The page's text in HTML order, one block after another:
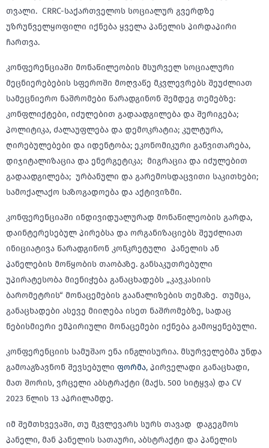
თვალი. CRRC-საქართველოს სოციალურ გვერდზე
უზრუნველყოფილი იქნება ყველა პანელის პირდაპირი
ჩართვა.
კონფერენციაში მონაწილეობის მსურველ სოციალური
მეცნიერებების სფეროში მოღვაწე მკვლევრებს შეუძლიათ
სამეცნიერო ნაშრომები წარადგინონ შემდეგ თემებზე:
კონფლიქტები, იძულებით გადაადგილება და შერიგება;
პოლიტიკა, ძალაუფლება და დემოკრატია; კულტურა,
ღირებულებები და იდენტობა; ეკონომიკური განვითარება,
დიჯიტალიზაცია და ენერგეტიკა; მიგრაცია და იძულებით
გადაადგილება; ურბანული და გარემოსდაცვითი საკითხები;
სამოქალაქო საზოგადოება და აქტივიზმი.
კონფერენციაში ინდივიდუალურად მონაწილეობის გარდა,
დაინტერესებულ პირებსა და ორგანიზაციებს შეუძლიათ
ინიციატივა წარადგინონ კონკრეტული პანელის ან
პანელების მოწყობის თაობაზე. განსაკუთრებული
უპირატესობა მიენიჭება განაცხადებს „კავკასიის
ბარომეტრის“ მონაცემების გაანალიზების თემაზე. თუმცა,
განაცხადები ასევე მიიღება ისეთ ნაშრომებზე, სადაც
ნებისმიერი ემპირიული მონაცემები იქნება გამოყენებული.
კონფერენციის სამუშაო ენა ინგლისურია. მსურველებმა უნდა
გამოაგზავნონ შევსებული ფორმა, პირველადი განაცხადი,
მათ შორის, ვრცელი აბსტრაქტი (მაქს. 500 სიტყვა) და CV
2023 წლის 13 აპრილამდე.
იმ შემთხვევაში, თუ მკვლევარს სურს თავად დაგეგმოს
პანელი, მან პანელის სათაური, აბსტრაქტი და პანელის